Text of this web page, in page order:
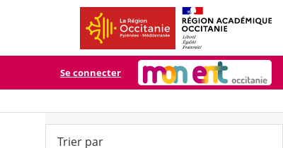
Se connecter
Trier par